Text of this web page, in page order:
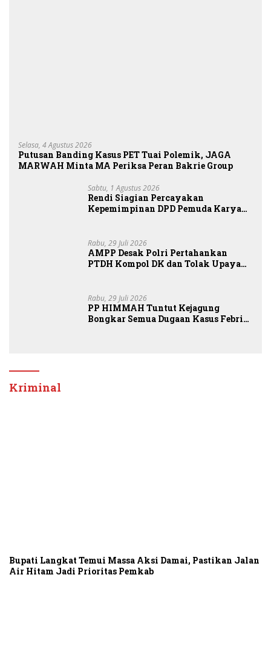
Selasa, 4 Agustus 2026
Putusan Banding Kasus PET Tuai Polemik, JAGA
MARWAH Minta MA Periksa Peran Bakrie Group
Sabtu, 1 Agustus 2026
Rendi Siagian Percayakan
Kepemimpinan DPD Pemuda Karya
Rabu, 29 Juli 2026
AMPP Desak Polri Pertahankan
PTDH Kompol DK dan Tolak Upaya
Rabu, 29 Juli 2026
PP HIMMAH Tuntut Kejagung
Bongkar Semua Dugaan Kasus Febrie
Kriminal
Bupati Langkat Temui Massa Aksi Damai, Pastikan Jalan
Air Hitam Jadi Prioritas Pemkab